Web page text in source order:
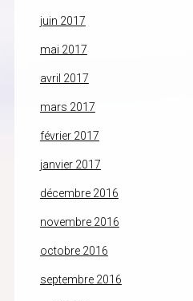
juin 2017
mai 2017
avril 2017
mars 2017
février 2017
janvier 2017
décembre 2016
novembre 2016
octobre 2016
septembre 2016